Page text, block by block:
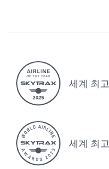
세계 최
세계 최